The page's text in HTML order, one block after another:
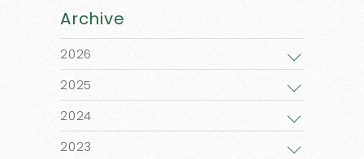
Archive
2026
2025
2024
2023